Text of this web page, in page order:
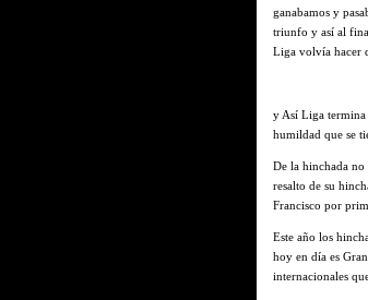
ganabamos y
triunfo y así al
Liga volvía hacer
y Así Liga termina
humildad que se
De la hinchada
resalto de su
Francisco por
Este año los
hoy en día es
internacionales